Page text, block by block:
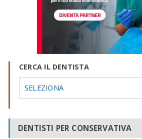
CERCA IL DENTISTA
SELEZIONA
DENTISTI PER CONSERVATIVA